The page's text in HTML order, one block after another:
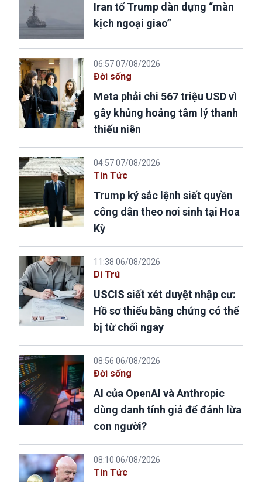
Iran tố Trump dàn dựng “màn
kịch ngoại giao”
06:57 07/08/2026
Đời sống
Meta phải chi 567 triệu USD vì
gây khủng hoảng tâm lý thanh
thiếu niên
04:57 07/08/2026
Tin Tức
Trump ký sắc lệnh siết quyền
công dân theo nơi sinh tại Hoa
Kỳ
11:38 06/08/2026
Di Trú
USCIS siết xét duyệt nhập cư:
Hồ sơ thiếu bằng chứng có thể
bị từ chối ngay
08:56 06/08/2026
Đời sống
AI của OpenAI và Anthropic
dùng danh tính giả để đánh lừa
con người?
08:10 06/08/2026
Tin Tức